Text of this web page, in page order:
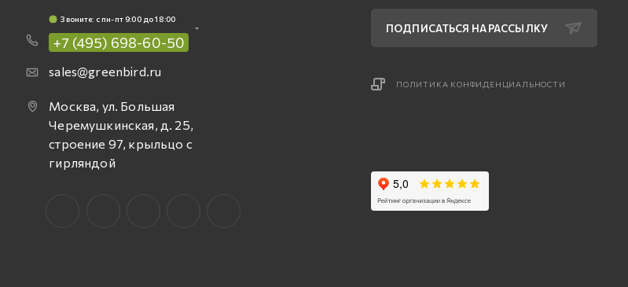
Звоните: c пн-пт 9:00 до 18:00
+7 (495) 698-60-50
sales@greenbird.ru
Москва, ул. Большая
Черемушкинская, д. 25,
строение 97, крыльцо с
гирляндой
ПОДПИСАТЬСЯ НА РАССЫЛКУ
ПОЛИТИКА КОНФИДЕНЦИАЛЬНОСТИ